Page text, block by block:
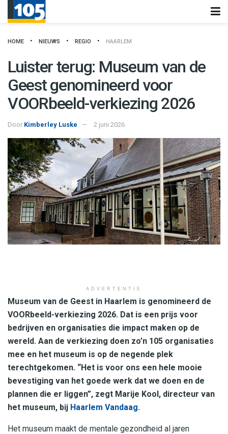
HOME NIEUWS REGIO HAARLEM
Luister terug: Museum van de
Geest genomineerd voor
VOORbeeld-verkiezing 2026
Door Kimberley Luske 2 juni 2026
ADVERTENTIE
Museum van de Geest in Haarlem is genomineerd de
VOORbeeld-verkiezing 2026. Dat is een prijs voor
bedrijven en organisaties die impact maken op de
wereld. Aan de verkiezing doen zo’n 105 organisaties
mee en het museum is op de negende plek
terechtgekomen. “Het is voor ons een hele mooie
bevestiging van het goede werk dat we doen en de
plannen die er liggen”, zegt Marije Kool, directeur van
het museum, bij Haarlem Vandaag.
Het museum maakt de mentale gezondheid al jaren